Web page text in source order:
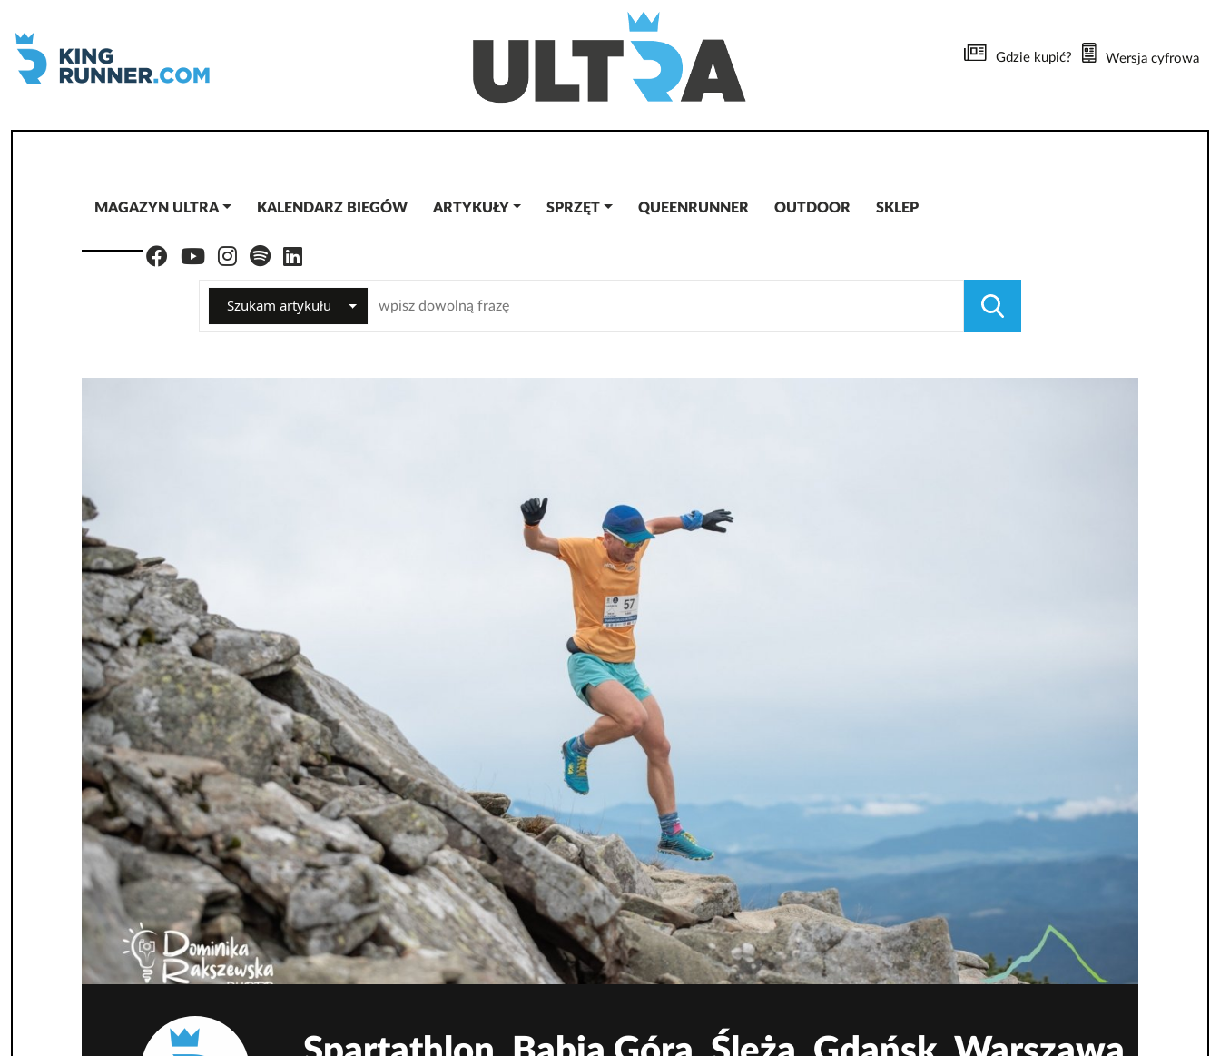
Gdzie kupić? Wersja cyfrowa
MAGAZYN ULTRA KALENDARZ BIEGÓW ARTYKUŁY SPRZĘT QUEENRUNNER OUTDOOR SKLEP
Szukam artykułu